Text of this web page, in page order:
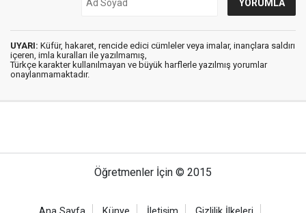
UYARI: Küfür, hakaret, rencide edici cümleler veya imalar, inançlara saldırı
içeren, imla kuralları ile yazılmamış,
Türkçe karakter kullanılmayan ve büyük harflerle yazılmış yorumlar
onaylanmamaktadır.
Öğretmenler İçin © 2015